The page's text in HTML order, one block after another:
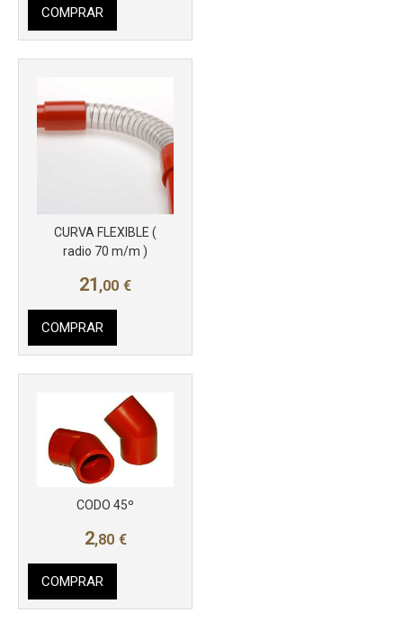
COMPRAR
CURVA FLEXIBLE (
radio 70 m/m )
21 ,00 €
COMPRAR
CODO 45º
2,80 €
COMPRAR
Más info
Más info